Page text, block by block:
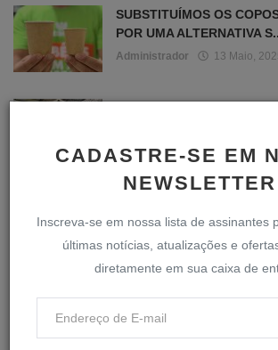
CADASTRE-SE EM
NEWSLETTER
Inscreva-se em nossa lista de assinantes
últimas notícias, atualizações e
diretamente em sua caixa de
SUBSTITUÍMOS OS
POR UMA ALTERNATIVA
Administrador 13 Maio,
Administrador 1 Janeiro,
IMBÉ ENTREGA DIPLO...
Administrador 16 Maio,
SESSÃO
COMUNIDADE DO
Administrador 30 Abril,